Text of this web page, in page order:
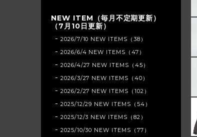
NEW ITEM（毎月不定期更新）
（7月10日更新）
2026/7/10 NEW ITEMS（38）
2026/6/4 NEW ITEMS（47）
2026/4/27 NEW ITEMS（45）
2026/3/27 NEW ITEMS（40）
2026/2/27 NEW ITEMS（102）
2025/12/29 NEW ITEMS（54）
2025/12/3 NEW ITEMS（82）
2025/10/30 NEW ITEMS（77）